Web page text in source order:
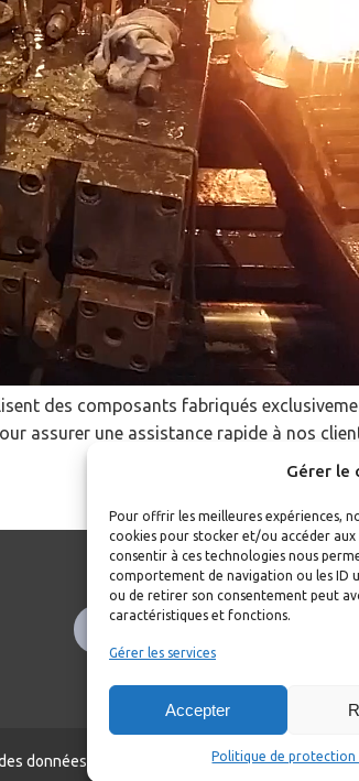
Gérer le
Pour offrir les meilleures expériences,
cookies pour stocker et/ou accéder
consentir à ces technologies nous
comportement de navigation ou les ID
ou de retirer son consentement peut
caractéristiques et fonctions.
Gérer les services
Accepter
Politique de protection
des composants fabriqués
assurer une assistance rapide à nos
Nous contacter
données